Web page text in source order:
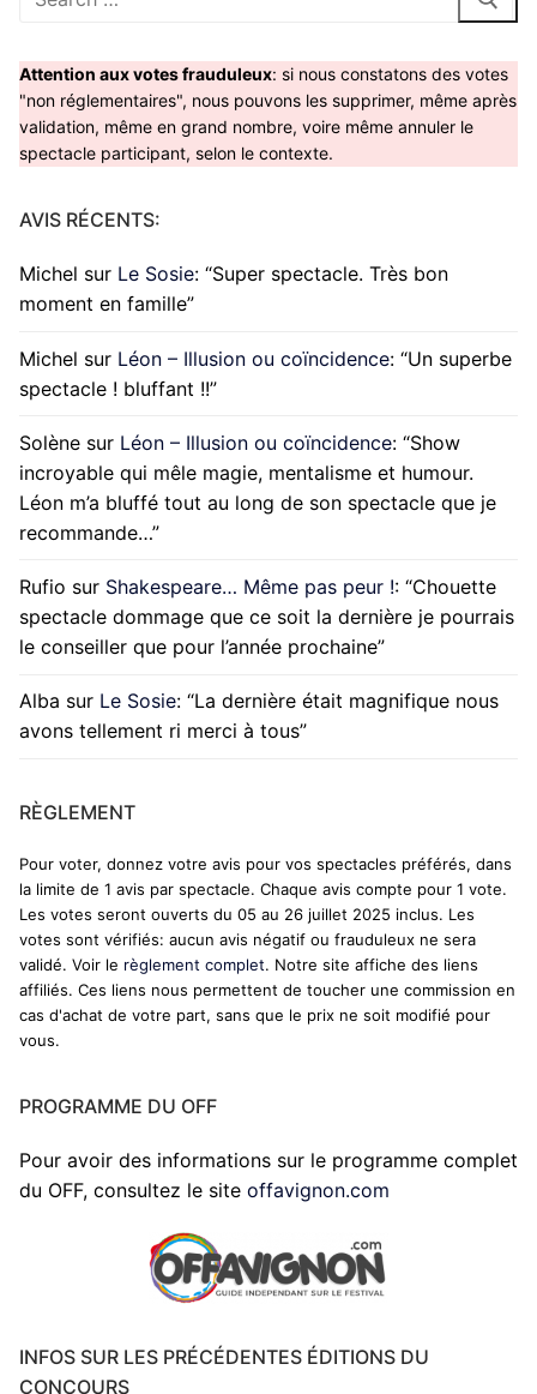
Attention aux votes frauduleux: si nous constatons des votes
"non réglementaires", nous pouvons les supprimer, même après
validation, même en grand nombre, voire même annuler le
spectacle participant, selon le contexte.
AVIS RÉCENTS:
Michel sur Le Sosie: “Super spectacle. Très bon
moment en famille”
Michel sur Léon – Illusion ou coïncidence: “Un superbe
spectacle ! bluffant !!”
Solène sur Léon – Illusion ou coïncidence: “Show
incroyable qui mêle magie, mentalisme et humour.
Léon m’a bluffé tout au long de son spectacle que je
recommande…”
Rufio sur Shakespeare… Même pas peur !: “Chouette
spectacle dommage que ce soit la dernière je pourrais
le conseiller que pour l’année prochaine”
Alba sur Le Sosie: “La dernière était magnifique nous
avons tellement ri merci à tous”
RÈGLEMENT
Pour voter, donnez votre avis pour vos spectacles préférés, dans
la limite de 1 avis par spectacle. Chaque avis compte pour 1 vote.
Les votes seront ouverts du 05 au 26 juillet 2025 inclus. Les
votes sont vérifiés: aucun avis négatif ou frauduleux ne sera
validé. Voir le règlement complet. Notre site affiche des liens
affiliés. Ces liens nous permettent de toucher une commission en
cas d'achat de votre part, sans que le prix ne soit modifié pour
vous.
PROGRAMME DU OFF
Pour avoir des informations sur le programme complet
du OFF, consultez le site offavignon.com
INFOS SUR LES PRÉCÉDENTES ÉDITIONS DU
CONCOURS